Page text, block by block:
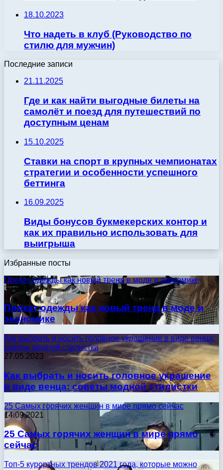
18.10.2023
Что надеть в клуб (Руководство по
стилю для мужчин)
Последние записи
21.11.2025
Где и как найти выгодные билеты на
самолёт и поезд для путешествий по
доступным ценам
15.10.2025
Ставки на спорт в крупных чемпионатах
стратегии и особенности успешного
беттинга
16.09.2025
Виды бонусов букмекерских контор и
как их правильно использовать для
выигрыша
Избранные посты
Прокат одежды как новый тренд в моде и экономике
30.09.2024
Прокат одежды как новый тренд в моде и
экономике
Как выбрать и носить головное украшение в виде венца:
советы модной стилистки
27.05.2023
Как выбрать и носить головное украшение
в виде венца: советы модной стилистки
25 Самых горячих женщин в мире прямо сейчас
14.09.2021
25 Самых горячих женщин в мире прямо
сейчас
Топ-5 курортных трендов 2021 года, которые можно